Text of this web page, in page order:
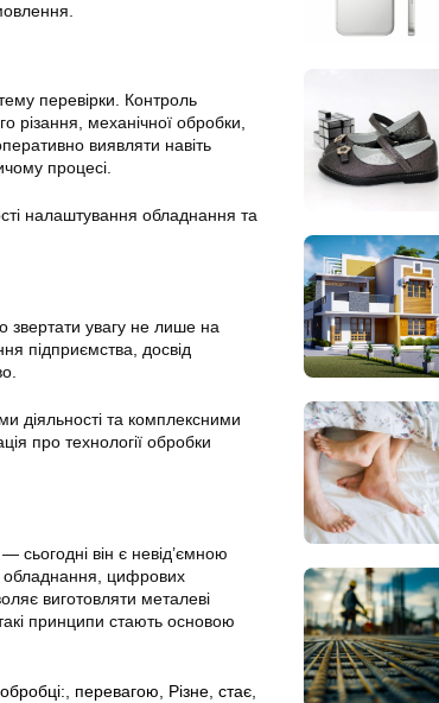
перевірки. Контроль
різання, механічної обробки,
виявляти навіть
процесі.
налаштування обладнання та
звертати увагу не лише на
підприємства, досвід
діяльності та комплексними
про технології обробки
сьогодні він є невід’ємною
обладнання, цифрових
виготовляти металеві
принципи стають основою
, перевагою, Різне, стає,